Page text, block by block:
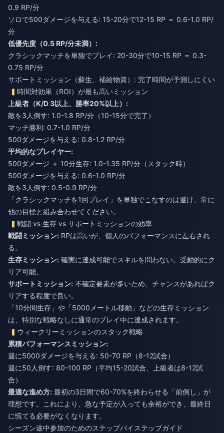
0.9 RP/分
ソロで500ダメージを与える: 15-20分で12-15 RP ＝ 0.6-1.0 RP/
分
低優先度（0.5 RP/分未満）:
クラシックマッチを単独でプレイ: 20-30分で10-15 RP ＝ 0.3-
0.75 RP/分
サポートミッション（蘇生、補給物資）: 完了時間が予測しにくい
時間対効果（ROI）が最も高いミッション
上級者（K/D 3以上、勝率20%以上）:
敵を3人倒す: 1.0-1.8 RP/分（10-15分で完了）
マッチ勝利: 0.7-1.0 RP/分
500ダメージを与える: 0.8-1.2 RP/分
平均的なプレイヤー:
500ダメージ ＋ 10分生存: 1.0-1.35 RP/分（スタック時）
500ダメージを与える: 0.6-1.0 RP/分
敵を3人倒す: 0.5-0.9 RP/分
「クラシックマッチを1回プレイ」を単独でこなすのは避け、常に
他の目標と組み合わせてください。
戦闘 vs 生存 vs サポートミッションの効率
戦闘ミッション: RPは高いが、個人のパフォーマンスに左右され
る。
生存ミッション: 確実に達成可能でスキルを問わない。受動的にク
リア可能。
サポートミッション: 不確定要素が多いため、チャンスがあればク
リアする程度で良い。
「10分間生存」や「5000メートル移動」などの生存ミッション
は、特別な戦略なしに通常のプレイ中に達成されます。
ウィークリーミッションのスタック戦略
累積パフォーマンスミッション:
週に5000ダメージを与える: 50-70 RP（8-12試合）
週に50人倒す: 80-100 RP（平均15-20試合、上級者は8-12試
合）
最適な進め方: 最初の3日間で60-70%を終わらせる「前倒し」が
理想です。これにより、急な予定が入っても余裕ができ、最終日
に慌てる必要がなくなります。
シーズン途中参加のためのステップバイステップガイド